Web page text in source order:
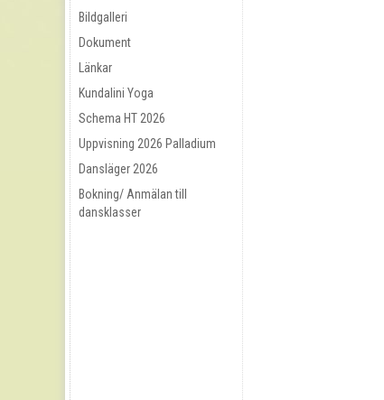
Bildgalleri
Dokument
Länkar
Kundalini Yoga
Schema HT 2026
Uppvisning 2026 Palladium
Dansläger 2026
Bokning/ Anmälan till
dansklasser